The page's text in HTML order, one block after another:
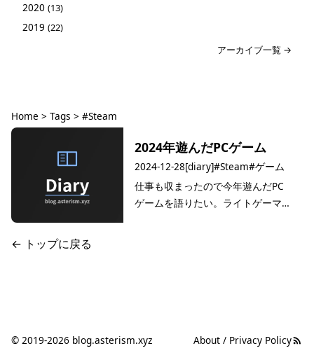
2020 (13)
2019 (22)
アーカイブ一覧 →
Home > Tags > #Steam
タグ: #Steam2024年遊んだPCゲーム
2024-12-28[diary]#Steam#ゲーム
仕事も収まったので今年遊んだPC
ゲームを語りたい。ライトゲーマー
← トップに戻る
© 2019-2026 blog.asterism.xyz About / Privacy Policy